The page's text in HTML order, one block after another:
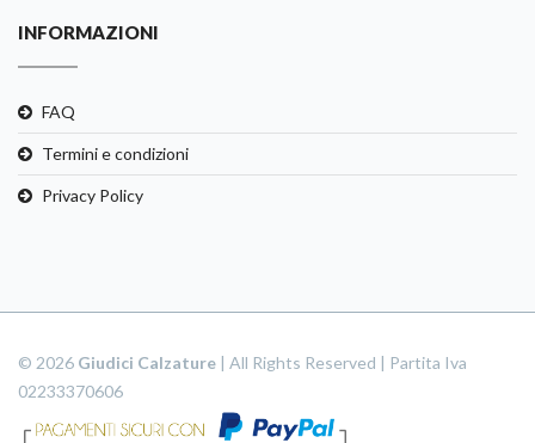
INFORMAZIONI
FAQ
Termini e condizioni
Privacy Policy
© 2026 Giudici Calzature | All Rights Reserved | Partita Iva
02233370606